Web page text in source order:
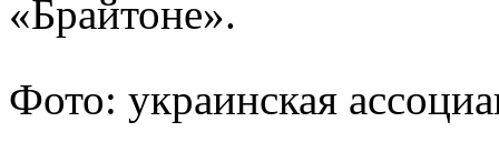
«Брайтоне».
Фото: украинская